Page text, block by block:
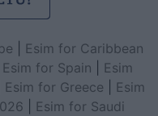
Esim for Caribbean
Esim for Spain
Esim
Esim for Greece
Esim
Esim for Saudi